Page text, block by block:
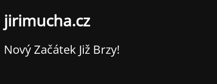
jirimucha.cz
Nový Začátek Již Brzy!